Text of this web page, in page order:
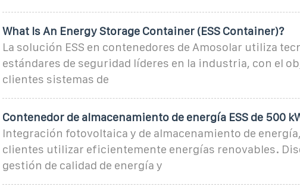
What Is An Energy Storage Container (ESS Container)?
La solución ESS en contenedores de Amosolar utiliza
estándares de seguridad líderes en la industria, con el
clientes sistemas de
Contenedor de almacenamiento de energía ESS de 500
Integración fotovoltaica y de almacenamiento de
clientes utilizar eficientemente energías renovables.
gestión de calidad de energía y